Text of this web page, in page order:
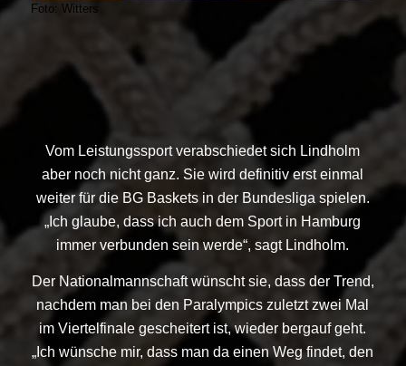
Foto: Witters
Vom Leistungssport verabschiedet sich Lindholm
aber noch nicht ganz. Sie wird definitiv erst einmal
weiter für die BG Baskets in der Bundesliga spielen.
„Ich glaube, dass ich auch dem Sport in Hamburg
immer verbunden sein werde“, sagt Lindholm.
Der Nationalmannschaft wünscht sie, dass der Trend,
nachdem man bei den Paralympics zuletzt zwei Mal
im Viertelfinale gescheitert ist, wieder bergauf geht.
„Ich wünsche mir, dass man da einen Weg findet, den